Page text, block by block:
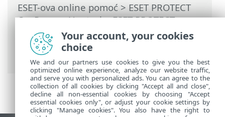
ESET-ova online pomoć > ESET PROTECT
On-Prem>Upotreba ESET PROTECT
virtualnog uređaja>
Nadogradnja/migracija ESET PROTECT
virtualnog uređaja
Your account, your cookies
choice
We and our partners use cookies to give you the best
optimized online experience, analyze our website traffic,
and serve you with personalized ads. You can agree to the
collection of all cookies by clicking "Accept all and close",
decline all non-essential cookies by choosing "Accept
essential cookies only", or adjust your cookie settings by
clicking "Manage cookies". You also have the right to